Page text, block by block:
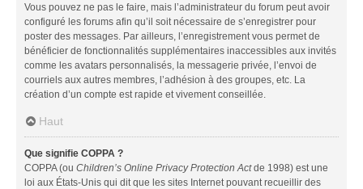
Vous pouvez ne pas le faire, mais l’administrateur du forum peut avoir
configuré les forums afin qu’il soit nécessaire de s’enregistrer pour
poster des messages. Par ailleurs, l’enregistrement vous permet de
bénéficier de fonctionnalités supplémentaires inaccessibles aux invités
comme les avatars personnalisés, la messagerie privée, l’envoi de
courriels aux autres membres, l’adhésion à des groupes, etc. La
création d’un compte est rapide et vivement conseillée.
Haut
Que signifie COPPA ?
COPPA (ou Children’s Online Privacy Protection Actde 1998) est une
loi aux États-Unis qui dit que les sites Internet pouvant recueillir des